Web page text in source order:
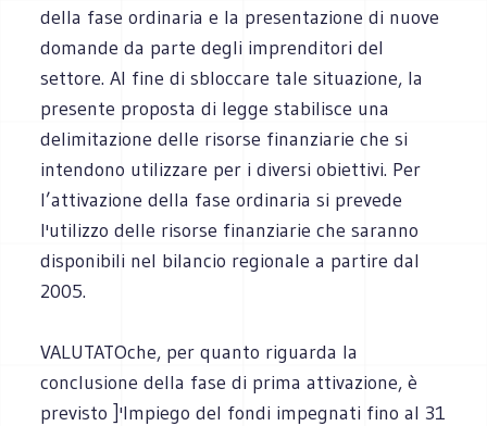
della fase ordinaria e la presentazione di nuove
domande da parte degli imprenditori del
settore. AI fine di sbloccare tale situazione, la
presente proposta di legge stabilisce una
delimitazione delle risorse finanziarie che si
intendono utilizzare per i diversi obiettivi. Per
l’attivazione della fase ordinaria si prevede
l'utilizzo delle risorse finanziarie che saranno
disponibili nel bilancio regionale a partire dal
2005.
VALUTATOche, per quanto riguarda la
conclusione della fase di prima attivazione, è
previsto ]'Impiego del fondi impegnati fino al 31